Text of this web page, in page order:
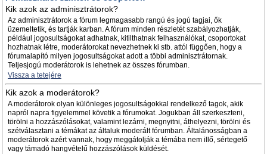
Kik azok az adminisztrátorok?
Az adminisztrátorok a fórum legmagasabb rangú és jogú tagjai, ők
üzemeltetik, és tartják karban. A fórum minden részletét szabályozhatják,
például jogosultságokat adhatnak, kitilthatnak felhasználókat, csoportokat
hozhatnak létre, moderátorokat nevezhetnek ki stb. attól függően, hogy a
fórumalapító milyen jogosultságokat adott a többi adminisztrátornak.
Teljesjogú moderátorok is lehetnek az összes fórumban.
Vissza a tetejére
Kik azok a moderátorok?
A moderátorok olyan különleges jogosultságokkal rendelkező tagok, akik
napról napra figyelemmel követik a fórumokat. Jogukban áll szerkeszteni,
törölni a hozzászólásokat, valamint lezárni, megnyitni, áthelyezni, törölni és
szétválasztani a témákat az általuk moderált fórumban. Általánosságban a
moderátorok azért vannak, hogy meggátolják a témába nem illő, sértegető
vagy támadó hangvételű hozzászólások küldését.